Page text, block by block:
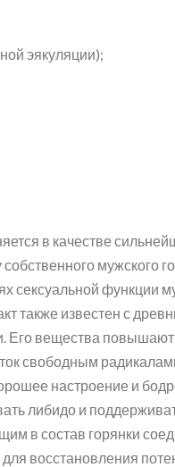
эякуляции);
в качестве
мужского
сексуальной функции
также известен с
Его вещества повышают
свободным
настроение и
либидо и
в состав горянки
восстановления